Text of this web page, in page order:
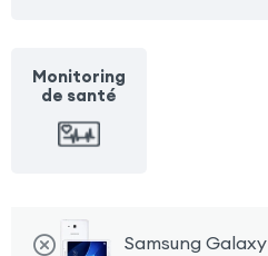
Monitoring
de santé
Samsung